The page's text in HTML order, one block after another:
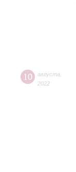
10 августа
2022